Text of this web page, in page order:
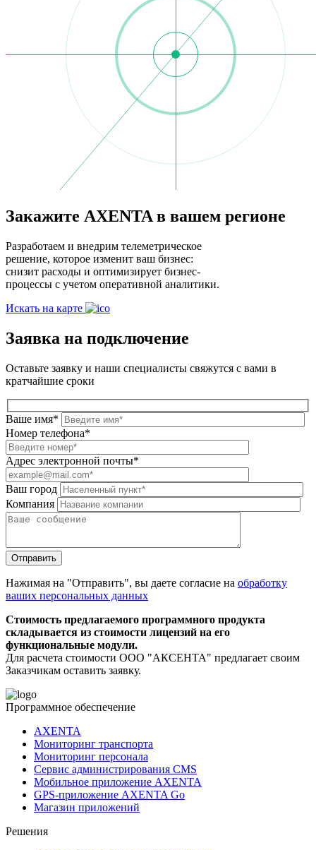
Закажите AXENTA в вашем регионе
Разработаем и внедрим телеметрическое
решение, которое изменит ваш бизнес:
снизит расходы и оптимизирует бизнес-
процессы с учетом оперативной аналитики.
Искать на карте
Заявка на подключение
Оставьте заявку и наши специалисты свяжутся с вами в
кратчайшие сроки
Ваше имя*
Номер телефона*
Адрес электронной почты*
Ваш город
Компания
Нажимая на "Отправить", вы даете согласие на обработку
ваших персональных данных
Стоимость предлагаемого программного продукта
складывается из стоимости лицензий на его
функциональные модули.
Для расчета стоимости ООО "АКСЕНТА" предлагает своим
Заказчикам оставить заявку.
Программное обеспечение
AXENTA
Мониторинг транспорта
Мониторинг персонала
Сервис администрирования CMS
Мобильное приложение AXENTA
GPS-приложение AXENTA Go
Магазин приложений
Решения